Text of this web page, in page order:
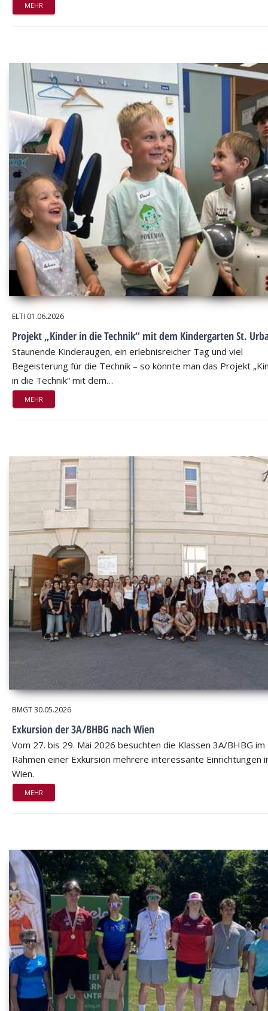
MEHR
ELTI 01.06.2026
Projekt „Kinder in die Technik“ mit dem Kindergarten St.
Staunende Kinderaugen, ein erlebnisreicher Tag und viel
Begeisterung für die Technik – so könnte man das Projekt
in die Technik“ mit dem…
MEHR
BMGT30.05.2026
Exkursion der 3A/BHBG nach Wien
Vom 27. bis 29. Mai 2026 besuchten die Klassen 3A/BHBG im
Rahmen einer Exkursion mehrere interessante Einrichtungen
Wien.
MEHR